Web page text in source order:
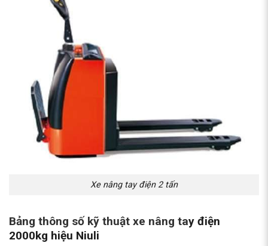
Xe nâng tay điện 2 tấn
Bảng thông số kỹ thuật xe nâng tay điện
2000kg hiệu Niuli